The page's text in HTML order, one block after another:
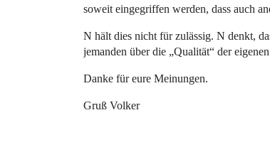
soweit eingegriffen werden, dass auch
N hält dies nicht für zulässig. N denkt,
jemanden über die „Qualität“ der
Danke für eure Meinungen.
Gruß Volker